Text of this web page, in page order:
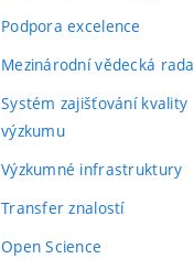
Podpora excelence
Mezinárodní vědecká rada
Systém zajišťování kvality
výzkumu
Výzkumné infrastruktury
Transfer znalostí
Open Science